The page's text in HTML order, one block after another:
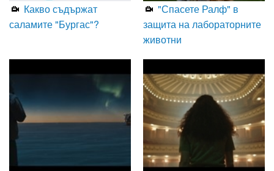
Какво съдържат
саламите "Бургас"?
"Спасете Ралф" в
защита на лабораторните
животни